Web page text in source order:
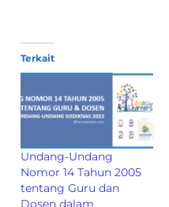
Terkait
Undang-Undang
Nomor 14 Tahun 2005
tentang Guru dan
Dosen dalam